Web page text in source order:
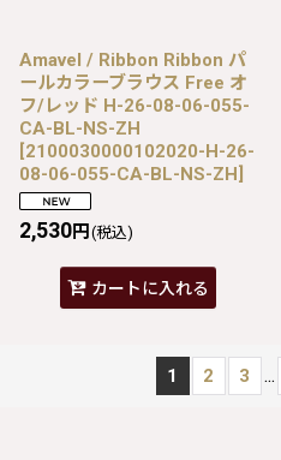
Amavel / Ribbon Ribbon パ
ールカラーブラウス Free オ
フ/レッド H-26-08-06-055-
CA-BL-NS-ZH
[2100030000102020-H-26-
08-06-055-CA-BL-NS-ZH]
2,530円 (税込)
カートに入れる
1 2 3 ...